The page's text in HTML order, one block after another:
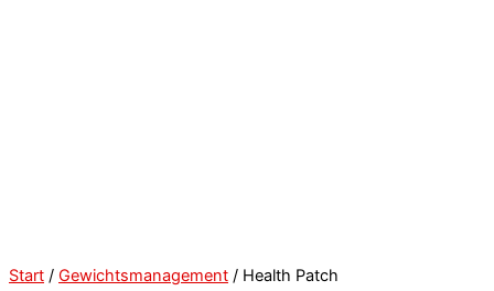
Start / Gewichtsmanagement / Health Patch